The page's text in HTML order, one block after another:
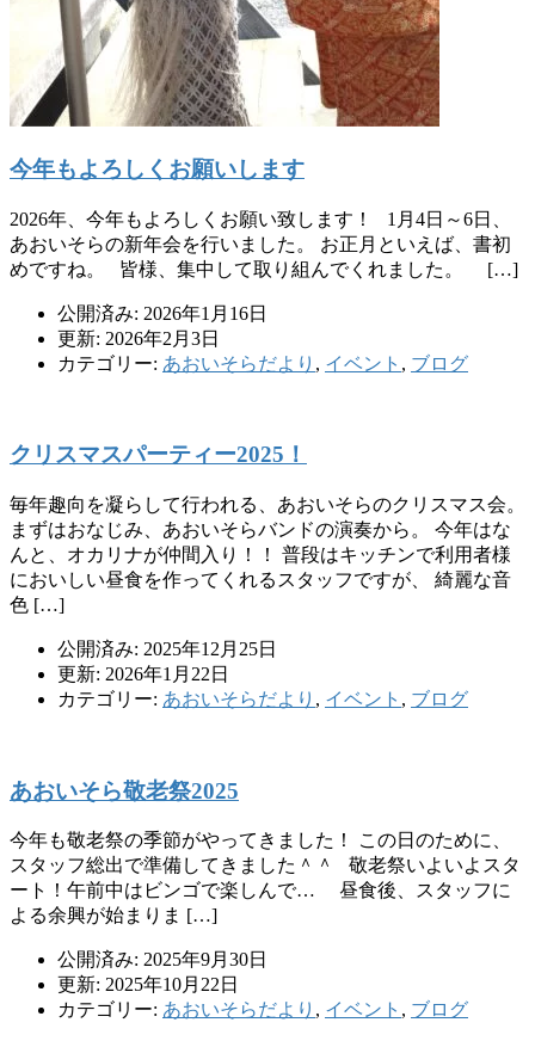
今年もよろしくお願いします
2026年、今年もよろしくお願い致します！ 1月4日～6日、
あおいそらの新年会を行いました。 お正月といえば、書初
めですね。 皆様、集中して取り組んでくれました。 […]
公開済み: 2026年1月16日
更新: 2026年2月3日
カテゴリー: あおいそらだより , イベント , ブログ
クリスマスパーティー2025！
毎年趣向を凝らして行われる、あおいそらのクリスマス会。
まずはおなじみ、あおいそらバンドの演奏から。 今年はな
んと、オカリナが仲間入り！！ 普段はキッチンで利用者様
においしい昼食を作ってくれるスタッフですが、 綺麗な音
色 […]
公開済み: 2025年12月25日
更新: 2026年1月22日
カテゴリー: あおいそらだより , イベント , ブログ
あおいそら敬老祭2025
今年も敬老祭の季節がやってきました！ この日のために、
スタッフ総出で準備してきました＾＾ 敬老祭いよいよスタ
ート！午前中はビンゴで楽しんで… 昼食後、スタッフに
よる余興が始まりま […]
公開済み: 2025年9月30日
更新: 2025年10月22日
カテゴリー: あおいそらだより , イベント , ブログ